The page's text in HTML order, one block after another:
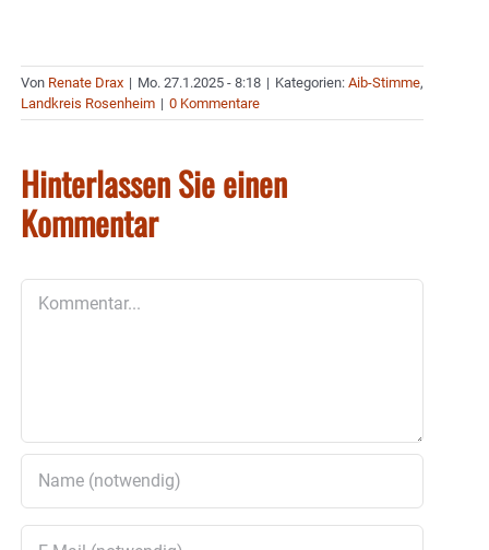
Von Renate Drax | Mo. 27.1.2025 - 8:18 | Kategorien: Aib-Stimme,
Landkreis Rosenheim | 0 Kommentare
Hinterlassen Sie einen
Kommentar